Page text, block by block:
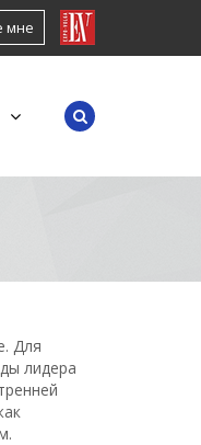
мне
Для
лидера